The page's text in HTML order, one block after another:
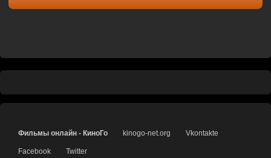
Фильмы онлайн - КиноГо kinogo-net.org Vkontakte
Facebook Twitter